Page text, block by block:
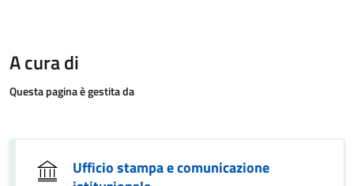
A cura di
Questa pagina è gestita da
Ufficio stampa e comunicazione